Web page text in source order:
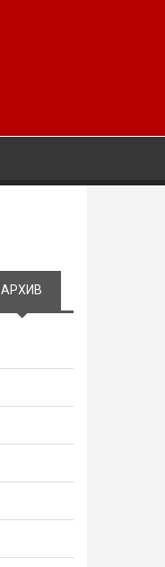
АРХИВ